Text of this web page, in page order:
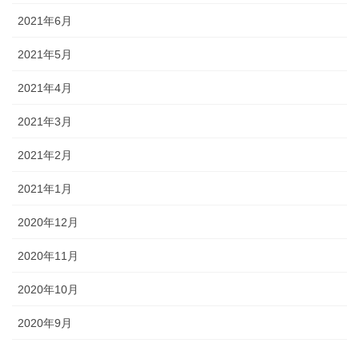
2021年6月
2021年5月
2021年4月
2021年3月
2021年2月
2021年1月
2020年12月
2020年11月
2020年10月
2020年9月